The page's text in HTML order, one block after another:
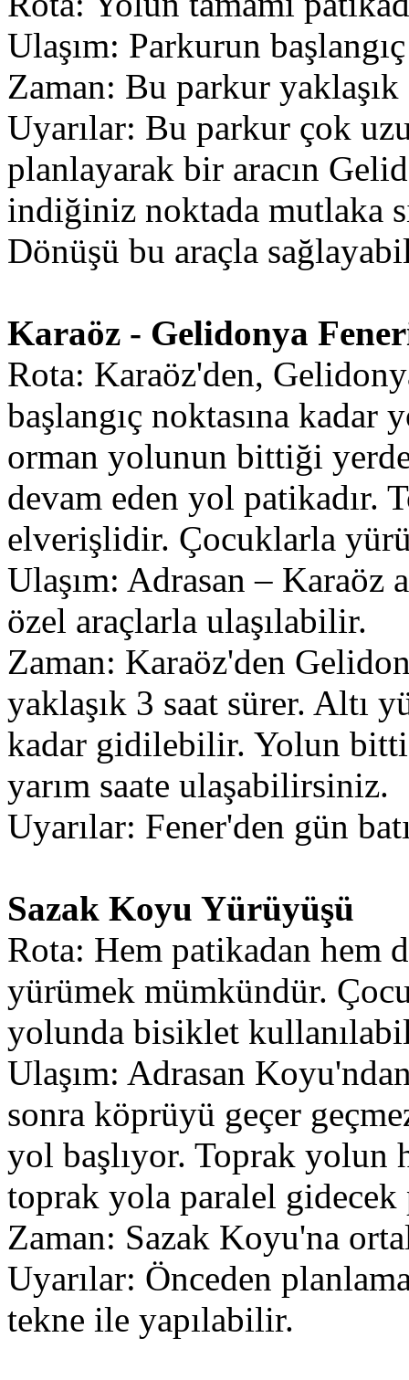
Ulaşım: Parkurun
Zaman: Bu parkur yaklaşık
Uyarılar: Bu parkur çok
planlayarak bir aracın
indiğiniz noktada mutlaka
Dönüşü bu araçla
Karaöz - Gelidonya
Rota: Karaöz'den,
başlangıç noktasına
orman yolunun bittiği
devam eden yol patikadır.
elverişlidir. Çocuklarla
Ulaşım: Adrasan – Karaöz
özel araçlarla ulaşılabilir.
Zaman: Karaöz'den
yaklaşık 3 saat sürer. Altı
kadar gidilebilir. Yolun
yarım saate ulaşabilirsiniz.
Uyarılar: Fener'den gün
Sazak Koyu Yürüyüşü
Rota: Hem patikadan hem
yürümek mümkündür.
yolunda bisiklet
Ulaşım: Adrasan
sonra köprüyü geçer
yol başlıyor. Toprak yolun
toprak yola paralel
Zaman: Sazak Koyu'na
Uyarılar: Önceden
tekne ile yapılabilir.